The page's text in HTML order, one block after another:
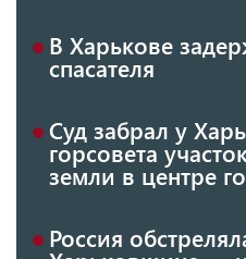
В Харькове
спасателя
Суд забрал у
горсовета
земли в центре
Россия